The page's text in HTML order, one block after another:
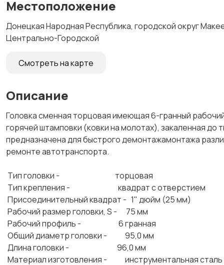
Местоположение
Донецкая Народная Республика, городской округ
Центрально-Городской
Смотреть на карте
Описание
Головка сменная торцовая имеющая 6-гранный
горячей штамповки (ковки на молотах), закаленная
предназначена для быстрого демонтажамонтажа
ремонте автотранспорта.
Тип головки - торцовая
Тип крепления - квадрат с отверстием
Присоединительный квадрат - 1" дюйм (25 мм)
Рабочий размер головки, S - 75 мм
Рабочий профиль - 6 гранная
Общий диаметр головки - 95,0 мм
Длина головки - 96,0 мм
Материал изготовления - инструментальная сталь